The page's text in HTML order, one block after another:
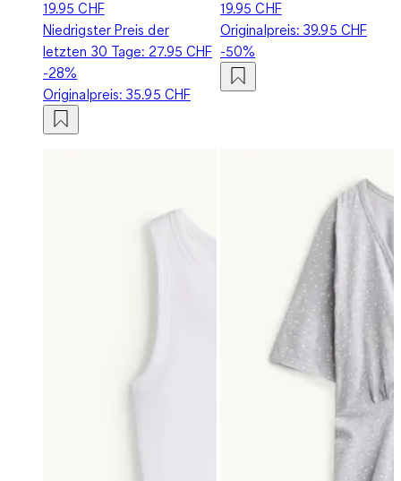
19.95 CHF
Niedrigster Preis der
letzten 30 Tage: 27.95 CHF
-28%
Originalpreis:35.95 CHF
19.95 CHF
Originalpreis:39.95 CHF
-50%